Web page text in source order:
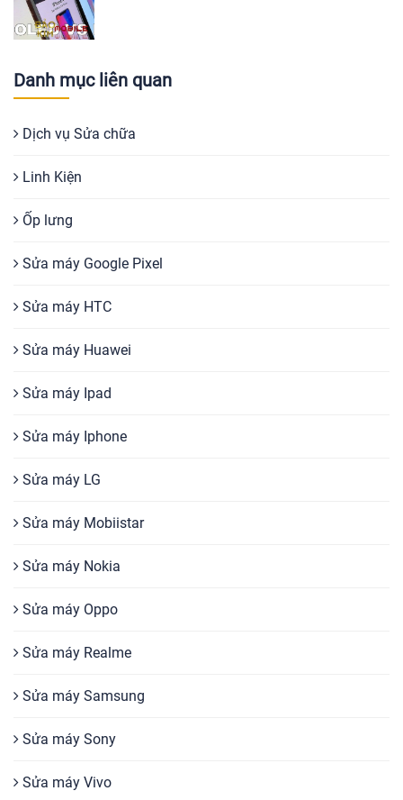
Danh mục liên quan
Dịch vụ Sửa chữa
Linh Kiện
Ốp lưng
Sửa máy Google Pixel
Sửa máy HTC
Sửa máy Huawei
Sửa máy Ipad
Sửa máy Iphone
Sửa máy LG
Sửa máy Mobiistar
Sửa máy Nokia
Sửa máy Oppo
Sửa máy Realme
Sửa máy Samsung
Sửa máy Sony
Sửa máy Vivo